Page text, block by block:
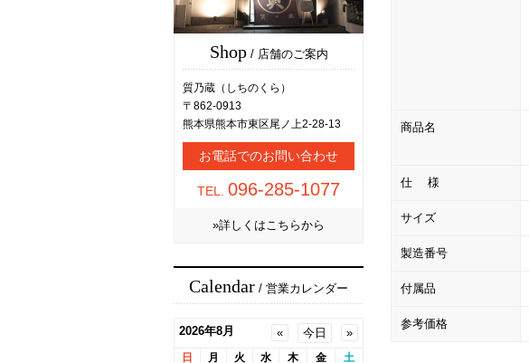
Shop/ 店舗のご案内
質乃蔵（しちのくら）
〒862-0913
熊本県熊本市東区尾ノ上2-28-13
お電話でのお問い合わせ
TEL. 096-285-1077
»詳しくはこちらから
Calendar / 営業カレンダー
商品名
仕 様
サイズ
製造番号
付属品
参考価格